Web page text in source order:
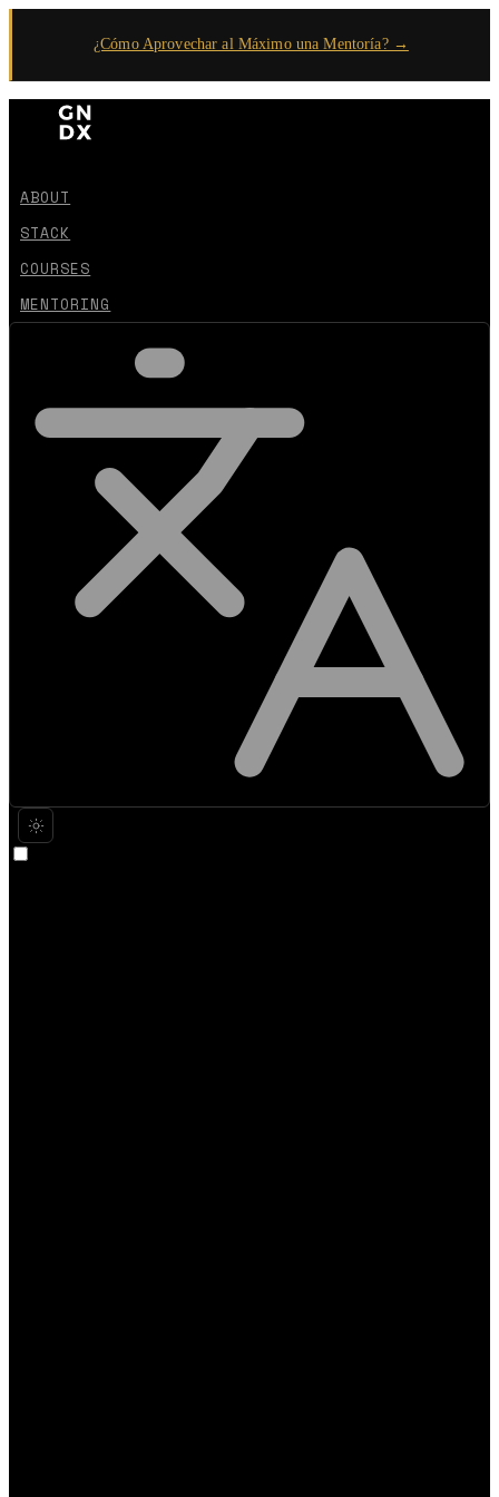
¿Cómo Aprovechar al Máximo una Mentoría? →
ABOUT
STACK
COURSES
MENTORING